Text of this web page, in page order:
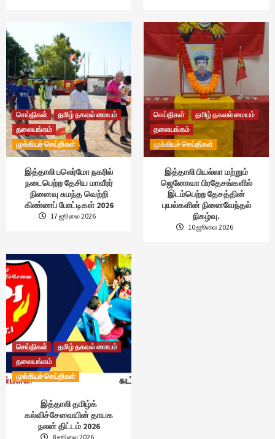
செய்திகள்
தமிழ் தகவல் மையம்
தலையங்கம்
முக்கியச் செய்திகள்
இத்தாலி பலெர்மோ நகரில்
நடைபெற்ற தேசிய மாவீரர்
நினைவு சுமந்த வெற்றி
கிண்ணப் போட்டிகள் 2026
17 ஜூலை 2026
செய்திகள்
தமிழ் தகவல் மையம்
தலையங்கம்
முக்கியச் செய்திகள்
இத்தாலி பியல்லா மற்றும்
ஜெனோவா பிரதேசங்களில்
இடம்பெற்ற தேசத்தின்
புயல்களின் நினைவேந்தல்
நிகழ்வு.
10 ஜூலை 2026
செய்திகள்
தமிழ் தகவல் மையம்
தலையங்கம்
முக்கியச் செய்திகள்
இத்தாலி தமிழ்க்
கல்விச்சேவையின் தாயக
நலன் திட்டம் 2026
8 ஜூலை 2026